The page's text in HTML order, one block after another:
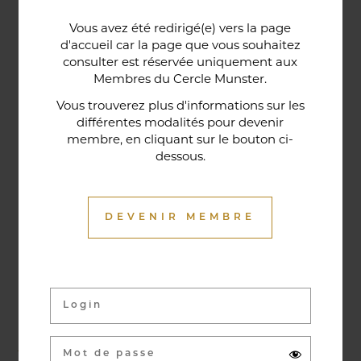
Vous avez été redirigé(e) vers la page
d'accueil car la page que vous souhaitez
consulter est réservée uniquement aux
Membres du Cercle Munster.
Vous trouverez plus d'informations sur les
différentes modalités pour devenir
membre, en cliquant sur le bouton ci-
dessous.
DEVENIR MEMBRE
historique de la maison, relie le bar au restaurant ;
cette trace du passé rappelle la tradition du bien-
être en ces lieux et de l'accueil chaleureux qui
contribuent à la réputation de l'établissement. Ce
restaurant gastronomique a été entièrement
relooké en janvier 2020. Notre chef vous propose
vous surprendre.
Activités & évènements